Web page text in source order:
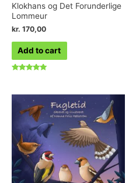
Klokhans og Det Forunderlige
Lommeur
kr. 170,00
Add to cart